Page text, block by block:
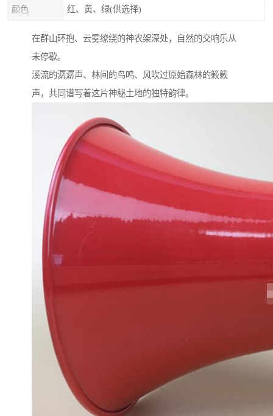
颜色 红、黄、绿(供选择)
在群山环抱、云雾缭绕的神农架深处，自然的交响乐从
未停歇。
溪流的潺潺声、林间的鸟鸣、风吹过原始森林的簌簌
声，共同谱写着这片神秘土地的独特韵律。